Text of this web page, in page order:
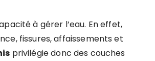
à gérer l’eau. En effet,
fissures, affaissements et
privilégie donc des couches